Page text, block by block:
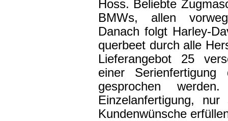
Hoss. Beliebte
BMWs, allen
Danach folgt Harley-
querbeet durch alle
Lieferangebot 25
einer
gesprochen
Einzelanfertigung,
Kundenwünsche